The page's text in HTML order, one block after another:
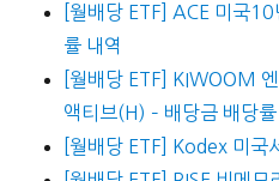
[월배당 ETF] ACE 미국
률 내역
[월배당 ETF] KIWOOM
액티브(H) – 배당금 배당률
[월배당 ETF] Kodex 미국